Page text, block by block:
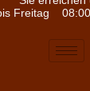
Freitag